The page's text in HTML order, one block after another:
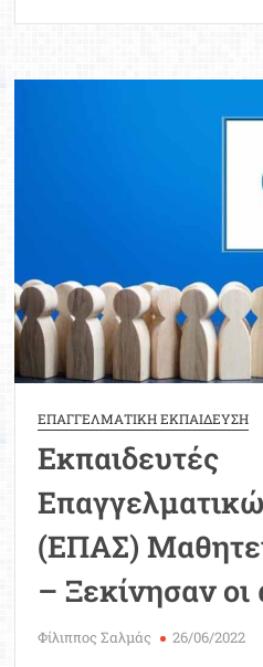
Επαγγελματικές
ΕΠΑΓΓΕΛΜΑΤΙΚΗ ΕΚΠΑΙΔΕΥΣΗ
Εκπαιδευτές
(ΕΠΑΣ)
– Ξεκίνησαν οι
Φίλιππος Σαλμάς 26/06/2022